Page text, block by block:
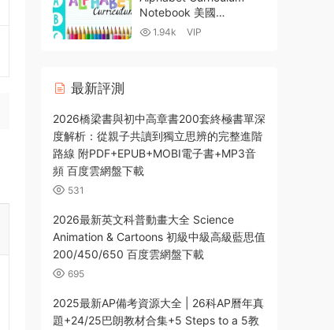
雲網盤下載
Notebook 美國
Preschool Mom英文字母
1.94k VIP
最新評測
2026橋梁書與初中高章書200套終極書單深
度解析：從親子共讀到獨立思辨的完整進階
路線 附PDF+EPUB+MOBI電子書+MP3音
頻 百度雲網盤下載
531
2026最新英文科普動畫大全 Science
Animation & Cartoons 初級中級高級藍思值
200/450/650 百度雲網盤下載
695
2025最新AP備考資源大全 | 26科AP曆年真
題+24/25巴朗教材合集+5 Steps to a 5教